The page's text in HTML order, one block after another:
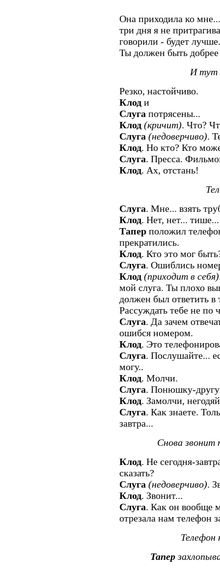
Она приходила ко
три дня я не
говорили - будет
Ты должен быть
И тут
Резко, настойчиво.
Клод и
Слуга потрясены...
Клод (кричит). Что?
Слуга (недоверчиво).
Клод. Но кто? Кто
Слуга. Пресса.
Клод. Ах, отстань!
Слуга. Мне... взять
Клод. Нет, нет...
Тапер положил
прекратились.
Клод. Кто это мог
Слуга. Ошиблись
Клод (приходит в себя)
мой слуга. Ты плохо
должен был ответить в
Рассуждать тебе не по
Слуга. Да зачем
ошибся номером.
Клод. Это
Слуга. Послушайте...
могу..
Клод. Молчи.
Слуга. Понюшку-
Клод. Замолчи,
Слуга. Как знаете.
завтра...
Снова
Клод. Не сегодня-
сказать?
Слуга (недоверчиво).
Клод. Звонит...
Слуга. Как он вообще
отрезала нам телефон
Телефон
Тапер